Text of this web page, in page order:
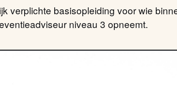
verplichte basisopleiding voor wie
niveau 3 opneemt.